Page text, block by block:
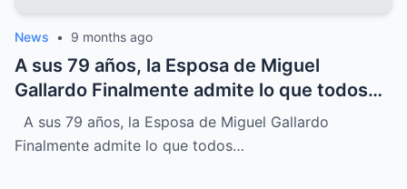
News • 9 months ago
A sus 79 años, la Esposa de Miguel
Gallardo Finalmente admite lo que todos
sospechábamos
A sus 79 años, la Esposa de Miguel Gallardo
Finalmente admite lo que todos…